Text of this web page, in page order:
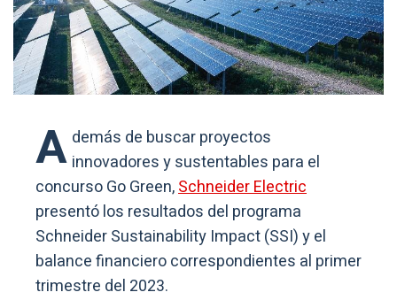
A demás de buscar proyectos
innovadores y sustentables para el
concurso Go Green,Schneider Electric
presentó los resultados del programa
Schneider Sustainability Impact (SSI) y el
balance financiero correspondientes al primer
trimestre del 2023.